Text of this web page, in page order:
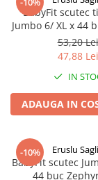
Cosmetice copii
Protectie anti-
Hrana pentru
Produse
Sarcina si alaptare
Altele-Mama si
Produse pentru
BabyFit scutec
Jumbo 6/ XL x 44
Labs
53,20 Lei
47,88 Lei
IN
ADAUGA IN
-10% Eruslu
BabyFit scutec
44 buc